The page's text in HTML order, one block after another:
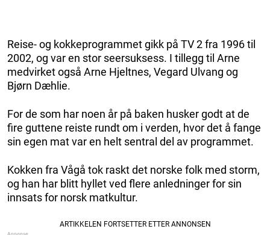
Reise- og kokkeprogrammet gikk på TV 2 fra 1996 til
2002, og var en stor seersuksess. I tillegg til Arne
medvirket også Arne Hjeltnes, Vegard Ulvang og
Bjørn Dæhlie.
For de som har noen år på baken husker godt at de
fire guttene reiste rundt om i verden, hvor det å fange
sin egen mat var en helt sentral del av programmet.
Kokken fra Vågå tok raskt det norske folk med storm,
og han har blitt hyllet ved flere anledninger for sin
innsats for norsk matkultur.